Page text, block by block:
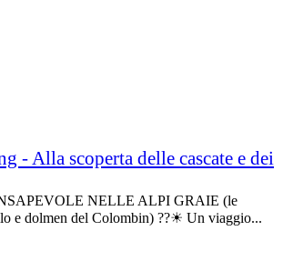
- Alla scoperta delle cascate e dei
NELLE ALPI GRAIE (le
e dolmen del Colombin) ??☀ Un viaggio...